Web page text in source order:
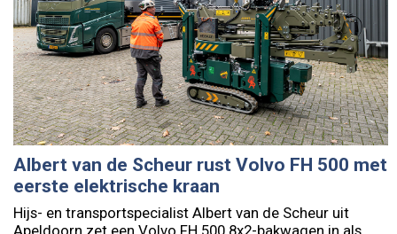
Albert van de Scheur rust Volvo FH 500 met
eerste elektrische kraan
Hijs- en transportspecialist Albert van de Scheur uit
Apeldoorn zet een Volvo FH 500 8x2-bakwagen in als